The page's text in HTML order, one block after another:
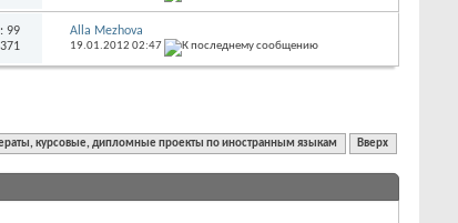
99
Alla Mezhova
19.01.2012 02:47
курсовые, дипломные проекты по иностранным языкам Вверх